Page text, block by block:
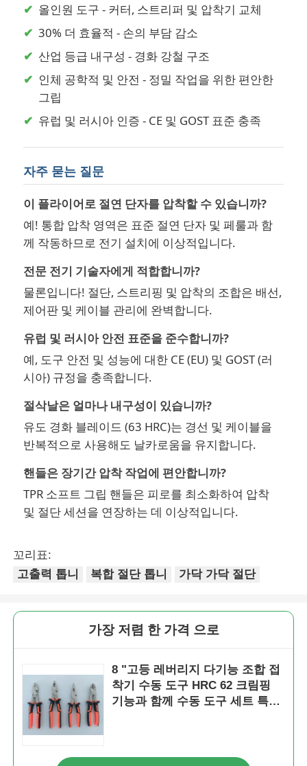
✔ 올인원 도구 - 커터, 스트리퍼 및 압착기 교체
✔ 30% 더 효율적 - 손의 부담 감소
✔ 산업 등급 내구성 - 경화 강철 구조
✔ 인체 공학적 및 안전 - 정밀 작업을 위한 편안한
그립
✔ 유럽 및 러시아 인증 - CE 및 GOST 표준 충족
자주 묻는 질문
이 플라이어로 절연 단자를 압착할 수 있습니까?
예! 통합 압착 영역은 표준 절연 단자 및 페룰과 함
께 작동하므로 전기 설치에 이상적입니다.
전문 전기 기술자에게 적합합니까?
물론입니다! 절단, 스트리핑 및 압착의 조합은 배선,
제어판 및 케이블 관리에 완벽합니다.
유럽 및 러시아 안전 표준을 준수합니까?
예, 도구 안전 및 성능에 대한 CE (EU) 및 GOST (러
시아) 규정을 충족합니다.
절삭날은 얼마나 내구성이 있습니까?
유도 경화 블레이드 (63 HRC)는 경선 및 케이블을
반복적으로 사용해도 날카로움을 유지합니다.
핸들은 장기간 압착 작업에 편안합니까?
TPR 소프트 그립 핸들은 피로를 최소화하여 압착
및 절단 세션을 연장하는 데 이상적입니다.
꼬리표:
고출력 톱니
복합 절단 톱니 가닥 가닥 절단
가장 저렴 한 가격 으로
8 "고등 레버리지 다기능 조합 접
착기 수동 도구 HRC 62 크림핑
기능과 함께 수동 도구 세트 특이